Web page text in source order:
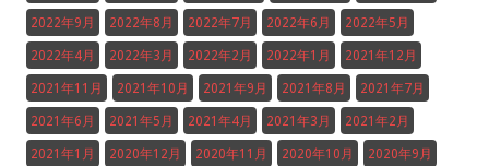
2022年9月 2022年8月 2022年7月 2022年6月 2022年5月
2022年4月 2022年3月 2022年2月 2022年1月 2021年12月
2021年11月 2021年10月 2021年9月 2021年8月 2021年7月
2021年6月 2021年5月 2021年4月 2021年3月 2021年2月
2021年1月 2020年12月 2020年11月 2020年10月 2020年9月